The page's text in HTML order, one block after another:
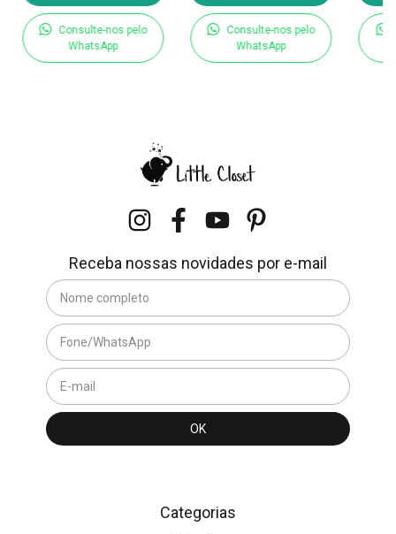
Consulte-nos pelo
WhatsApp
Consulte-nos pelo
WhatsApp
Receba nossas novidades por e-mail
Categorias